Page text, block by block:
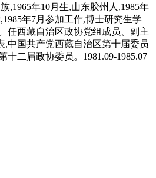
,1965年10月生,山东胶州人,1985年
年7月参加工作,博士研究生学
任西藏自治区政协党组成员、副主
,中国共产党西藏自治区第十届委员
十二届政协委员。1981.09-1985.07